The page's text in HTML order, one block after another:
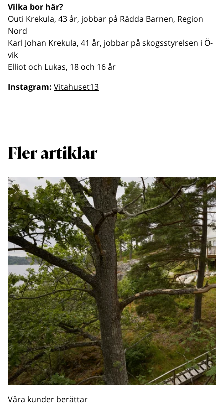
Vilka bor här?
Outi Krekula, 43 år, jobbar på Rädda Barnen, Region
Nord
Karl Johan Krekula, 41 år, jobbar på skogsstyrelsen i Ö-
vik
Elliot och Lukas, 18 och 16 år
Instagram: Vitahuset13
Fler artiklar
Våra kunder berättar